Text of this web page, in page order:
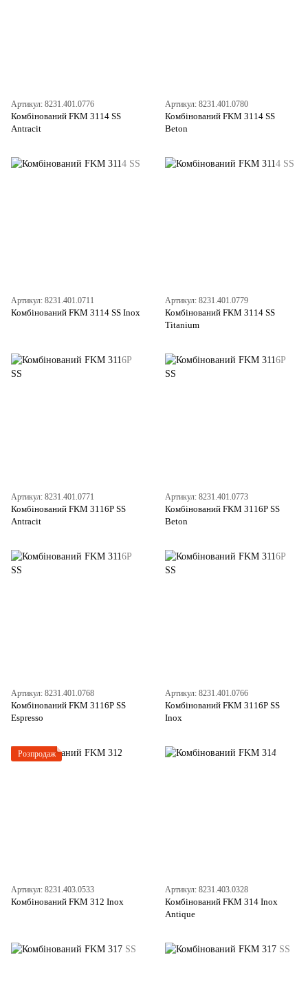
Артикул: 8231.401.0776
Комбінований FKM 3114 SS
Antracit
Артикул: 8231.401.0780
Комбінований FKM 3114 SS
Beton
Артикул: 8231.401.0711
Комбінований FKM 3114 SS Inox
Артикул: 8231.401.0779
Комбінований FKM 3114 SS
Titanium
Артикул: 8231.401.0771
Комбінований FKM 3116P SS
Antracit
Артикул: 8231.401.0773
Комбінований FKM 3116P SS
Beton
Артикул: 8231.401.0768
Комбінований FKM 3116P SS
Espresso
Артикул: 8231.401.0766
Комбінований FKM 3116P SS
Inox
Розпродаж
Артикул: 8231.403.0533
Комбінований FKM 312 Inox
Артикул: 8231.403.0328
Комбінований FKM 314 Inox
Antique